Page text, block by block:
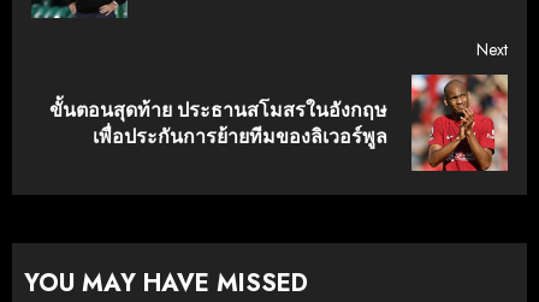
Next
Next
ขั้นตอนสุดท้าย ประธานสโมสรในอังกฤษ
เพื่อประกันการย้ายทีมของลิเวอร์พูล
YOU MAY HAVE MISSED